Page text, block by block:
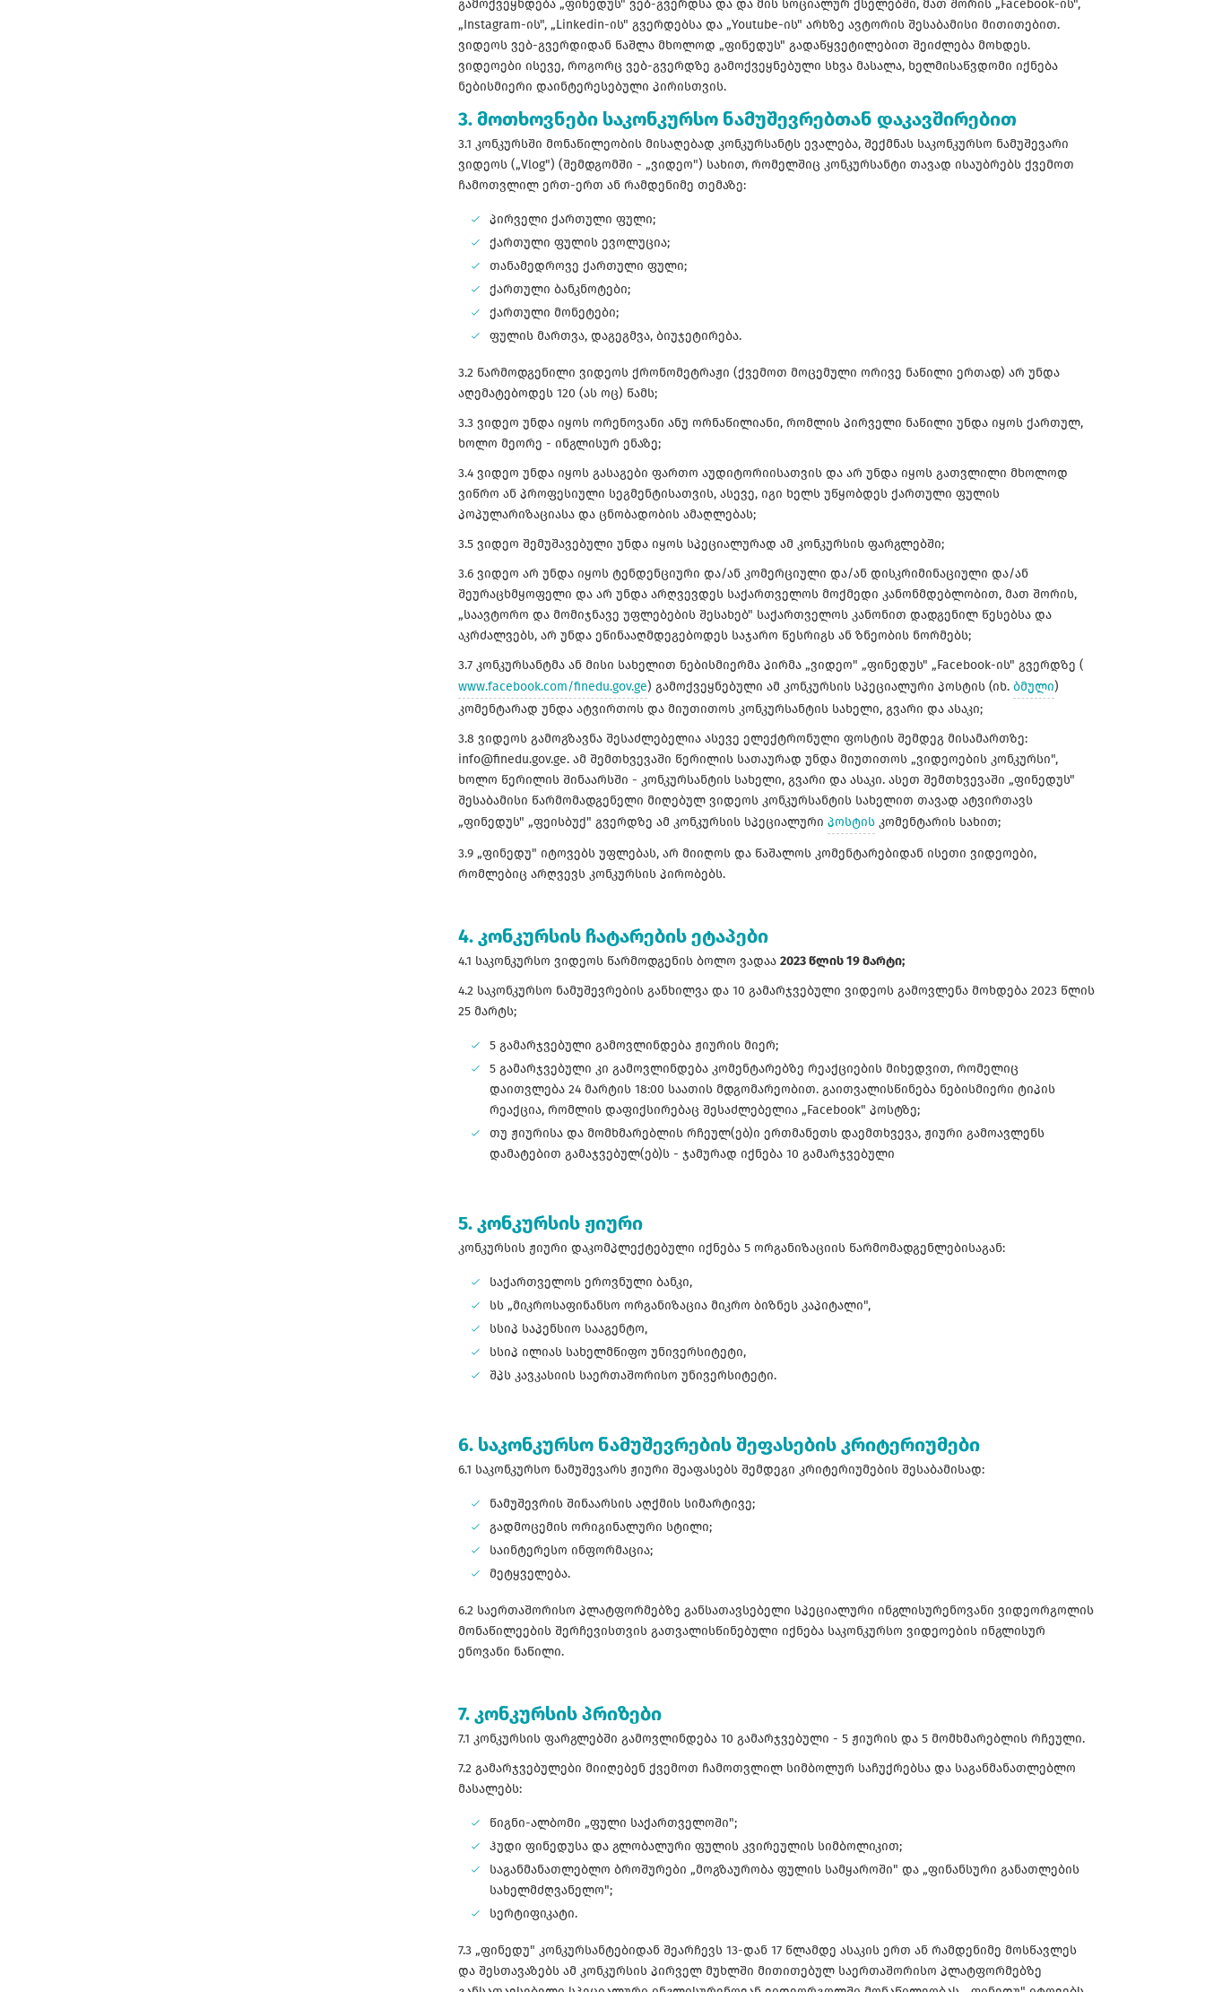
გამოქვეყნდება „ფინედუს" ვებ-გვერდსა და და მის სოციალურ ქსელებში, მათ შორის „Facebook-ის",
„Instagram-ის", „Linkedin-ის" გვერდებსა და „Youtube-ის" არხზე ავტორის შესაბამისი მითითებით.
ვიდეოს ვებ-გვერდიდან წაშლა მხოლოდ „ფინედუს" გადაწყვეტილებით შეიძლება მოხდეს.
ვიდეოები ისევე, როგორც ვებ-გვერდზე გამოქვეყნებული სხვა მასალა, ხელმისაწვდომი იქნება
ნებისმიერი დაინტერესებული პირისთვის.
3. მოთხოვნები საკონკურსო ნამუშევრებთან დაკავშირებით
3.1 კონკურსში მონაწილეობის მისაღებად კონკურსანტს ევალება, შექმნას საკონკურსო ნამუშევარი
ვიდეოს („Vlog") (შემდგომში - „ვიდეო") სახით, რომელშიც კონკურსანტი თავად ისაუბრებს ქვემოთ
ჩამოთვლილ ერთ-ერთ ან რამდენიმე თემაზე:
პირველი ქართული ფული;
ქართული ფულის ევოლუცია;
თანამედროვე ქართული ფული;
ქართული ბანკნოტები;
ქართული მონეტები;
ფულის მართვა, დაგეგმვა, ბიუჯეტირება.
3.2 წარმოდგენილი ვიდეოს ქრონომეტრაჟი (ქვემოთ მოცემული ორივე ნაწილი ერთად) არ უნდა
აღემატებოდეს 120 (ას ოც) წამს;
3.3 ვიდეო უნდა იყოს ორენოვანი ანუ ორნაწილიანი, რომლის პირველი ნაწილი უნდა იყოს ქართულ,
ხოლო მეორე - ინგლისურ ენაზე;
3.4 ვიდეო უნდა იყოს გასაგები ფართო აუდიტორიისათვის და არ უნდა იყოს გათვლილი მხოლოდ
ვიწრო ან პროფესიული სეგმენტისათვის, ასევე, იგი ხელს უწყობდეს ქართული ფულის
პოპულარიზაციასა და ცნობადობის ამაღლებას;
3.5 ვიდეო შემუშავებული უნდა იყოს სპეციალურად ამ კონკურსის ფარგლებში;
3.6 ვიდეო არ უნდა იყოს ტენდენციური და/ან კომერციული და/ან დისკრიმინაციული და/ან
შეურაცხმყოფელი და არ უნდა არღვევდეს საქართველოს მოქმედი კანონმდებლობით, მათ შორის,
„საავტორო და მომიჯნავე უფლებების შესახებ" საქართველოს კანონით დადგენილ წესებსა და
აკრძალვებს, არ უნდა ეწინააღმდეგებოდეს საჯარო წესრიგს ან ზნეობის ნორმებს;
3.7 კონკურსანტმა ან მისი სახელით ნებისმიერმა პირმა „ვიდეო" „ფინედუს" „Facebook-ის" გვერდზე (
www.facebook.com/finedu.gov.ge) გამოქვეყნებული ამ კონკურსის სპეციალური პოსტის (იხ. ბმული)
კომენტარად უნდა ატვირთოს და მიუთითოს კონკურსანტის სახელი, გვარი და ასაკი;
3.8 ვიდეოს გამოგზავნა შესაძლებელია ასევე ელექტრონული ფოსტის შემდეგ მისამართზე:
info@finedu.gov.ge. ამ შემთხვევაში წერილის სათაურად უნდა მიუთითოს „ვიდეოების კონკურსი",
ხოლო წერილის შინაარსში - კონკურსანტის სახელი, გვარი და ასაკი. ასეთ შემთხვევაში „ფინედუს"
შესაბამისი წარმომადგენელი მიღებულ ვიდეოს კონკურსანტის სახელით თავად ატვირთავს
„ფინედუს" „ფეისბუქ" გვერდზე ამ კონკურსის სპეციალური პოსტის კომენტარის სახით;
3.9 „ფინედუ" იტოვებს უფლებას, არ მიიღოს და წაშალოს კომენტარებიდან ისეთი ვიდეოები,
რომლებიც არღვევს კონკურსის პირობებს.
4. კონკურსის ჩატარების ეტაპები
4.1 საკონკურსო ვიდეოს წარმოდგენის ბოლო ვადაა 2023 წლის 19 მარტი;
4.2 საკონკურსო ნამუშევრების განხილვა და 10 გამარჯვებული ვიდეოს გამოვლენა მოხდება 2023 წლის
25 მარტს;
5 გამარჯვებული გამოვლინდება ჟიურის მიერ;
5 გამარჯვებული კი გამოვლინდება კომენტარებზე რეაქციების მიხედვით, რომელიც
დაითვლება 24 მარტის 18:00 საათის მდგომარეობით. გაითვალისწინება ნებისმიერი ტიპის
რეაქცია, რომლის დაფიქსირებაც შესაძლებელია „Facebook" პოსტზე;
თუ ჟიურისა და მომხმარებლის რჩეულ(ებ)ი ერთმანეთს დაემთხვევა, ჟიური გამოავლენს
დამატებით გამაჯვებულ(ებ)ს - ჯამურად იქნება 10 გამარჯვებული
5. კონკურსის ჟიური
კონკურსის ჟიური დაკომპლექტებული იქნება 5 ორგანიზაციის წარმომადგენლებისაგან:
საქართველოს ეროვნული ბანკი,
სს „მიკროსაფინანსო ორგანიზაცია მიკრო ბიზნეს კაპიტალი",
სსიპ საპენსიო სააგენტო,
სსიპ ილიას სახელმწიფო უნივერსიტეტი,
შპს კავკასიის საერთაშორისო უნივერსიტეტი.
6. საკონკურსო ნამუშევრების შეფასების კრიტერიუმები
6.1 საკონკურსო ნამუშევარს ჟიური შეაფასებს შემდეგი კრიტერიუმების შესაბამისად:
ნამუშევრის შინაარსის აღქმის სიმარტივე;
გადმოცემის ორიგინალური სტილი;
საინტერესო ინფორმაცია;
მეტყველება.
6.2 საერთაშორისო პლატფორმებზე განსათავსებელი სპეციალური ინგლისურენოვანი ვიდეორგოლის
მონაწილეების შერჩევისთვის გათვალისწინებული იქნება საკონკურსო ვიდეოების ინგლისურ
ენოვანი ნაწილი.
7. კონკურსის პრიზები
7.1 კონკურსის ფარგლებში გამოვლინდება 10 გამარჯვებული - 5 ჟიურის და 5 მომხმარებლის რჩეული.
7.2 გამარჯვებულები მიიღებენ ქვემოთ ჩამოთვლილ სიმბოლურ საჩუქრებსა და საგანმანათლებლო
მასალებს:
წიგნი-ალბომი „ფული საქართველოში";
ჰუდი ფინედუსა და გლობალური ფულის კვირეულის სიმბოლიკით;
საგანმანათლებლო ბროშურები „მოგზაურობა ფულის სამყაროში" და „ფინანსური განათლების
სახელმძღვანელო";
სერტიფიკატი.
7.3 „ფინედუ" კონკურსანტებიდან შეარჩევს 13-დან 17 წლამდე ასაკის ერთ ან რამდენიმე მოსწავლეს
და შესთავაზებს ამ კონკურსის პირველ მუხლში მითითებულ საერთაშორისო პლატფორმებზე